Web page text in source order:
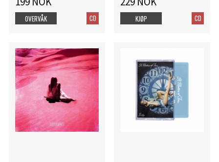
CD
OVERVÅK CD
KJØP